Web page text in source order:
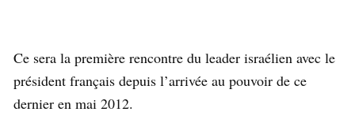
Ce sera la première rencontre du leader israélien avec le
président français depuis l’arrivée au pouvoir de ce
dernier en mai 2012.